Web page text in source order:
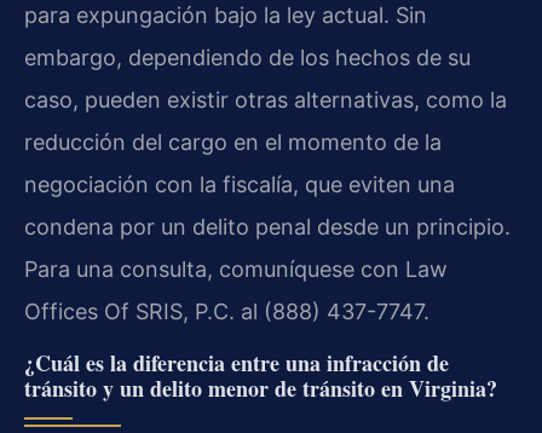
para expungación bajo la ley actual. Sin
embargo, dependiendo de los hechos de su
caso, pueden existir otras alternativas, como la
reducción del cargo en el momento de la
negociación con la fiscalía, que eviten una
condena por un delito penal desde un principio.
Para una consulta, comuníquese con Law
Offices Of SRIS, P.C. al (888) 437-7747.
¿Cuál es la diferencia entre una infracción de
tránsito y un delito menor de tránsito en Virginia?